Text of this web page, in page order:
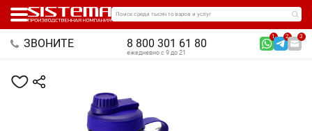
Поиск среди тысяч товаров и услуг
ЗВОНИТЕ 8 800 301 61 80
1 2 3
ежедневно с 9 до 21